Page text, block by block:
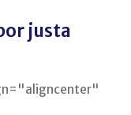
justa